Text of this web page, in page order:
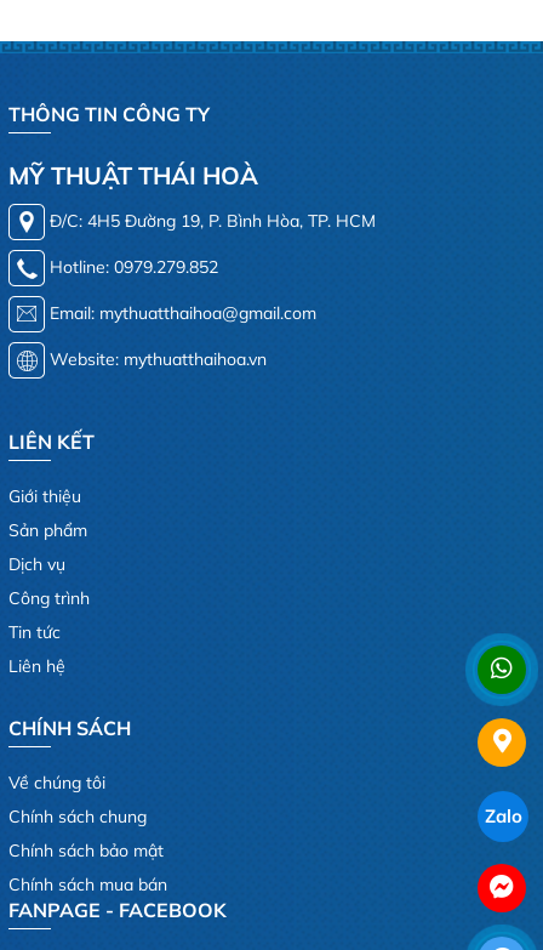
THÔNG TIN CÔNG TY
MỸ THUẬT THÁI HOÀ
Đ/C: 4H5 Đường 19, P. Bình Hòa, TP. HCM
Hotline: 0979.279.852
Email: mythuatthaihoa@gmail.com
Website: mythuatthaihoa.vn
LIÊN KẾT
Giới thiệu
Sản phẩm
Dịch vụ
Công trình
Tin tức
Liên hệ
CHÍNH SÁCH
Về chúng tôi
Chính sách chung
Chính sách bảo mật
Chính sách mua bán
FANPAGE - FACEBOOK
Zalo